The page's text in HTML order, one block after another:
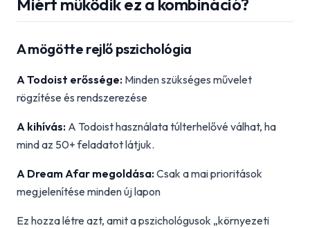
Miért működik ez a kombináció?
A mögötte rejlő pszichológia
A Todoist erőssége: Minden szükséges művelet
rögzítése és rendszerezése
A kihívás: A Todoist használata túlterhelővé válhat, ha
mind az 50+ feladatot látjuk.
A Dream Afar megoldása:Csak a mai prioritások
megjelenítése minden új lapon
Ez hozza létre azt, amit a pszichológusok „környezeti